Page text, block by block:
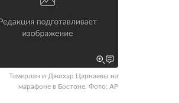
Тамерлан и Джохар Царнаевы на
марафоне в Бостоне. Фото: AP